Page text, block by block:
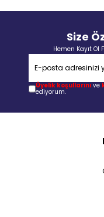
Size
Hemen Kayıt Ol
Üyelik koşullarını ve
ediyorum.